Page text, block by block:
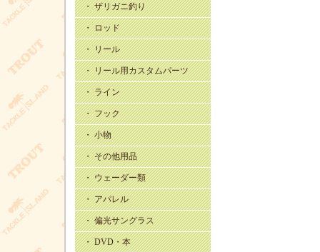
・ ザリガニ釣り
・ ロッド
・ リール
・ リール用カスタムパーツ
・ ライン
・ フック
・ 小物
・ その他用品
・ ウェーダー類
・ アパレル
・ 偏光サングラス
・ DVD・本